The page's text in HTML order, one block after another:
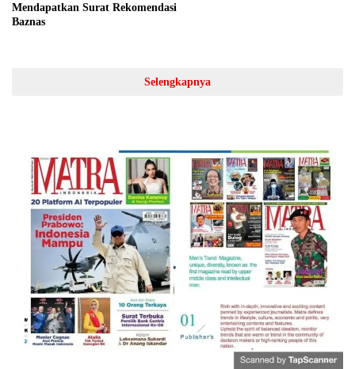
Mendapatkan Surat Rekomendasi
Baznas
Selengkapnya